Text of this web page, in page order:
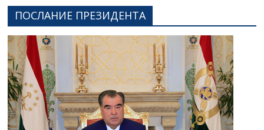
ПОСЛАНИЕ ПРЕЗИДЕНТА